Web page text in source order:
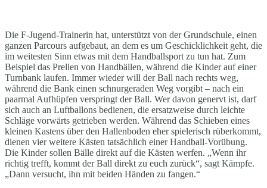
Die F-Jugend-Trainerin hat, unterstützt von der Grundschule, einen
ganzen Parcours aufgebaut, an dem es um Geschicklichkeit geht, die
im weitesten Sinn etwas mit dem Handballsport zu tun hat. Zum
Beispiel das Prellen von Handbällen, während die Kinder auf einer
Turnbank laufen. Immer wieder will der Ball nach rechts weg,
während die Bank einen schnurgeraden Weg vorgibt – nach ein
paarmal Aufhüpfen verspringt der Ball. Wer davon genervt ist, darf
sich auch an Luftballons bedienen, die ersatzweise durch leichte
Schläge vorwärts getrieben werden. Während das Schieben eines
kleinen Kastens über den Hallenboden eher spielerisch rüberkommt,
dienen vier weitere Kästen tatsächlich einer Handball-Vorübung.
Die Kinder sollen Bälle direkt auf die Kästen werfen. „Wenn ihr
richtig trefft, kommt der Ball direkt zu euch zurück“, sagt Kämpfe.
„Dann versucht, ihn mit beiden Händen zu fangen.“